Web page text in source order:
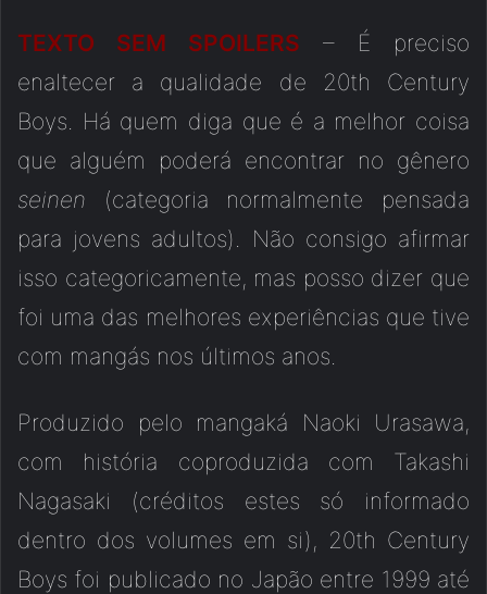
TEXTO SEM SPOILERS
– É preciso
enaltecer a qualidade de 20th Century
Boys. Há quem diga que é a melhor coisa
que alguém poderá encontrar no gênero
seinen (categoria normalmente pensada
para jovens adultos). Não consigo afirmar
isso categoricamente, mas posso dizer que
foi uma das melhores experiências que tive
com mangás nos últimos anos.
Produzido pelo mangaká Naoki Urasawa,
com história coproduzida com Takashi
Nagasaki (créditos estes só informado
dentro dos volumes em si), 20th Century
Boys foi publicado no Japão entre 1999 até